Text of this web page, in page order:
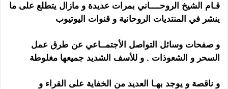
قـام الشيخ الروحــــاني بمرات عديدة و مازال يتطلع على ما
ينشر في المنتديات الروحانية و قنوات اليوتيوب
و صفحات وسائل التواصل الأجتمــاعي عن طرق عمل
السحر و الشعوذات . و للأسف الشديد جميعها مغلوطة
و ناقصة و يوجد بهـا العديد من الخفاية على القراء و